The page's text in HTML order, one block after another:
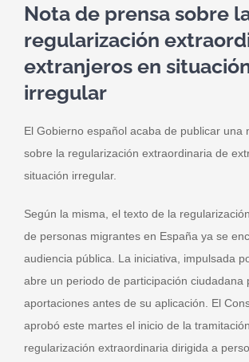
Nota de prensa sobre
regularización
extranjeros en
irregular
El Gobierno español acaba de publicar una
sobre la regularización extraordinaria de
situación irregular.
Según la misma, el texto de la
de personas migrantes en España ya se
audiencia pública. La iniciativa, impulsada
abre un periodo de participación ciudadana
aportaciones antes de su aplicación. El
aprobó este martes el inicio de la
regularización extraordinaria dirigida a